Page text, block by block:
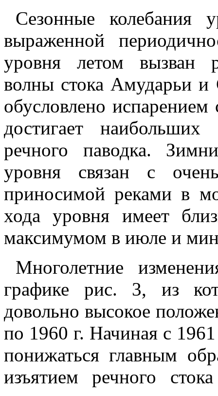
Сезонные колебания
выраженной
уровня летом вызван
волны стока Амударьи
обусловлено
достигает
речного паводка.
уровня связан с
приносимой реками в
хода уровня имеет
максимумом в июле и
Многолетние
графике рис. 3, из
довольно высокое
по 1960 г. Начиная с
понижаться главным
изъятием речного